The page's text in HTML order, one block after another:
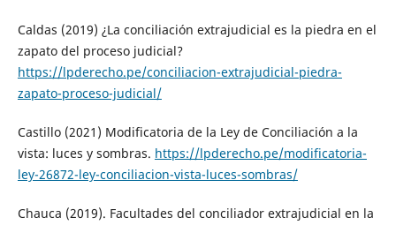
Caldas (2019) ¿La conciliación extrajudicial es la piedra en el
zapato del proceso judicial?
https://lpderecho.pe/conciliacion-extrajudicial-piedra-
zapato-proceso-judicial/
Castillo (2021) Modificatoria de la Ley de Conciliación a la
vista: luces y sombras. https://lpderecho.pe/modificatoria-
ley-26872-ley-conciliacion-vista-luces-sombras/
Chauca (2019). Facultades del conciliador extrajudicial en la